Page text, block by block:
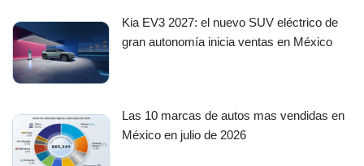
Kia EV3 2027: el nuevo SUV eléctrico de
gran autonomía inicia ventas en México
Las 10 marcas de autos mas vendidas en
México en julio de 2026